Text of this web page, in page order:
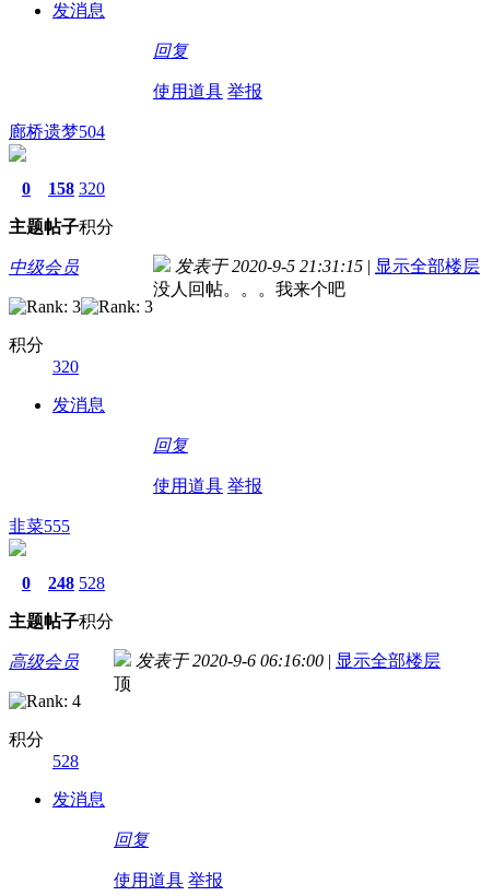
发消息
回复
使用道具 举报
廊桥遗梦504
0
主题
158
帖子
320
积分
中级会员
积分
320
发消息
发表于 2020-9-5 21:31:15 | 显示全部楼层
没人回帖。。。我来个吧
回复
使用道具 举报
韭菜555
0
主题
248
帖子
528
积分
高级会员
积分
528
发消息
发表于 2020-9-6 06:16:00 | 显示全部楼层
顶
回复
使用道具 举报